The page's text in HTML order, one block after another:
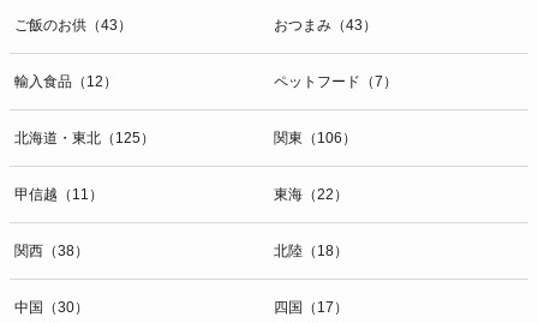
ご飯のお供（43） おつまみ（43）
輸入食品（12） ペットフード（7）
北海道・東北（125） 関東（106）
甲信越（11） 東海（22）
関西（38） 北陸（18）
中国（30） 四国（17）